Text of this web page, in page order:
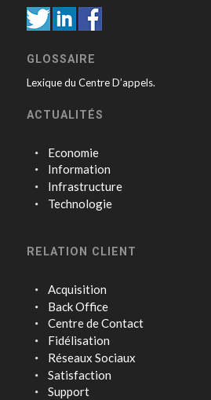
GLOSSAIRE
Lexique du Centre D’appels.
ACTUALITÉS
Economie
Information
Infrastructure
Technologie
RELATION CLIENT
Acquisition
Back Office
Centre de Contact
Fidélisation
Réseaux Sociaux
Satisfaction
Support